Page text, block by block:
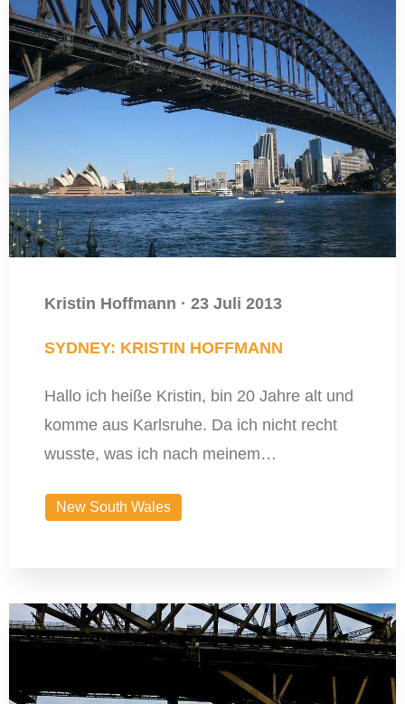
Kristin Hoffmann · 23 Juli 2013
SYDNEY: KRISTIN HOFFMANN
Hallo ich heiße Kristin, bin 20 Jahre alt und
komme aus Karlsruhe. Da ich nicht recht
wusste, was ich nach meinem…
New South Wales